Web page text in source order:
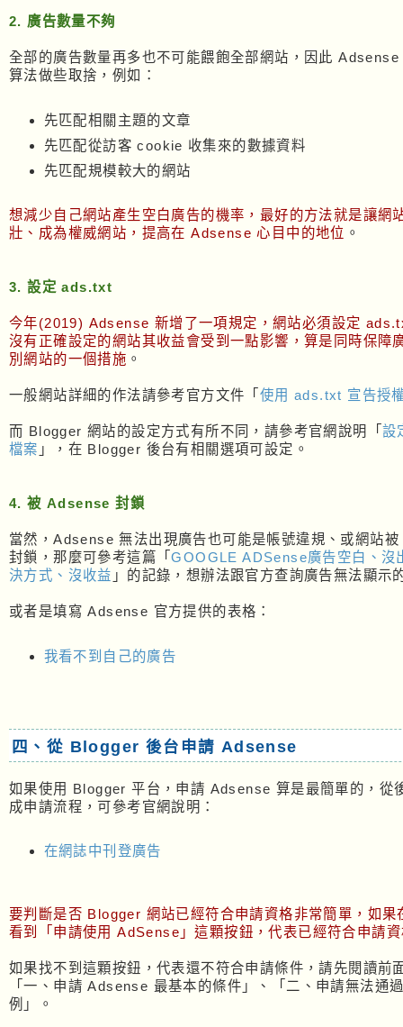
2. 廣告數量不夠
全部的廣告數量再多也不可能餵飽全部網站，因此
算法做些取捨，例如：
先匹配相關主題的文章
先匹配從訪客 cookie 收集來的數據資料
先匹配規模較大的網站
想減少自己網站產生空白廣告的機率，最好的方法就是讓網
壯、成為權威網站，提高在 Adsense 心目中的地位 。
3. 設定 ads.txt
今年(2019) Adsense 新增了一項規定，網站必須設定
沒有正確設定的網站其收益會受到一點影響，算是同時保障
別網站的一個措施 。
一般網站詳細的作法請參考官方文件「 使用 ads.txt 宣告授
而 Blogger 網站的設定方式有所不同，請參考官網說明「 設
檔案 」，在 Blogger 後台有相關選項可設定。
4. 被 Adsense 封鎖
當然，Adsense 無法出現廣告也可能是帳號違規、或網站
封鎖，那麼可參考這篇「GOOGLE ADSense廣告空白、沒
決方式、沒收益 」的記錄，想辦法跟官方查詢廣告無法顯示
或者是填寫 Adsense 官方提供的表格：
我看不到自己的廣告
四、從 Blogger 後台申請 Adsense
如果使用 Blogger 平台，申請 Adsense 算是最簡單的，從
成申請流程，可參考官網說明：
在網誌中刊登廣告
要判斷是否 Blogger 網站已經符合申請資格非常簡單，如果
看到「申請使用 AdSense」這顆按鈕，代表已經符合申請
如果找不到這顆按鈕，代表還不符合申請條件，請先閱讀前
「一、申請 Adsense 最基本的條件」、「二、申請無法通
例」。